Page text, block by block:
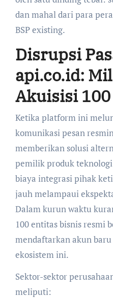
dan mahal dari para
BSP existing.
Disrupsi
api.co.id:
Akuisisi
Ketika platform ini
komunikasi pesan
memberikan solusi
pemilik produk
biaya integrasi pihak
jauh melampaui
Dalam kurun waktu
100 entitas bisnis resmi
mendaftarkan akun
ekosistem ini.
Sektor-sektor
meliputi: